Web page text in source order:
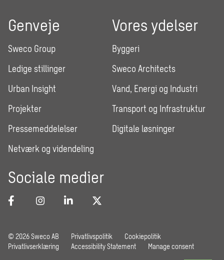
Genveje
Sweco Group
Ledige stillinger
Urban Insight
Projekter
Pressemeddelelser
Netværk og videndeling
Vores ydelser
Byggeri
Sweco Architects
Vand, Energi og Industri
Transport og Infrastruktur
Digitale løsninger
Sociale medier
© 2026 Sweco AB Privatlivspolitik
Cookiepolitik
Privatlivserklæring
Accessibility Statement Manage consent